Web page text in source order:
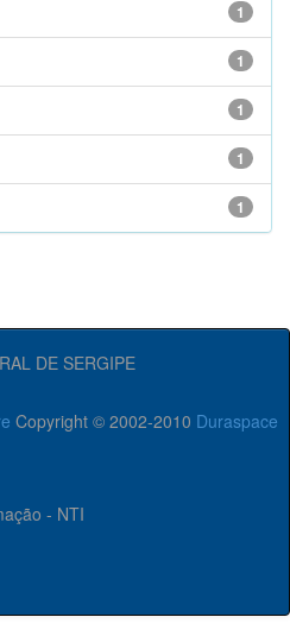
1
1
1
1
1
DE SERGIPE
Copyright © 2002-2010 Duraspace
- NTI